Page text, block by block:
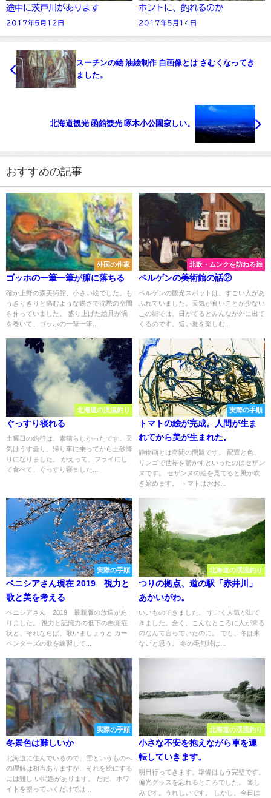
途中に茨戸川があります
2017年5月12日
ホントに、釣れるのか
2017年5月14日
スーチンの絵 油絵制作 自画像とは さむくなってき
ました。
北海道観光 函館観光 啄木小公園寂しい。
おすすめの記事
外国の作家
ゴッホの一筆一筆が腑に落ちる
確か上野の森美術館、小さい絵でした。も
うきりきりと痛むような鋭さで沈黙の空間
を作っていました。 盛り上げた絵具が渦
を巻いて、ゴッホの一筆一筆...
北欧・ムンクを訪ねる旅
ベルゲンの美術館の話②
ベルゲンの観光スポットは、すごい人があ
ふれていました。天気が良いことが少ない
この街では、日がてるとみんなが外に出て
くるのです。短い夏を楽しむ...
北海道の渓流釣り
ぐっすり寝れる
土曜日の釣行は、素晴らしかったです。天
気はうす曇り。帰り車に乗ってから土砂降
りになりました。 かえって、フライにし
て食べて、ぐっすり寝ました...
実際の手順
トマトの絵が完成。人間が生ま
れてから美が生まれた。
静物画とは空間の問題です。 配置と色、
リンゴで世界を驚かすといったのはセザン
ヌです。 セザンヌの絵を見てると風が吹
き始めます。 トマトはおお...
実際の手順
ベニシアさん現在 2019 視力と
歌と美を考える
ベニシアさん 2019 最新版の放送があ
りました。 視力と記憶力の低下の自覚症
状と、それならば、歌いましょうと カー
ペンターズの歌を練習して...
北海道の渓流釣り
つりの拠点、道の駅「赤井川」
あかいがわ。
いいものできました。 すごく人気が出て
きました。全く、こんなところに人が来る
のなんて言っていたのに。 でも、冬は来
ないと思う。 冬の毛無峠は...
実際の手順
冬景色は難しいか
北海道に住んでいるので、雪というものへ
の理解は相当ありますが、それを絵にする
には難し い問題があります。 ただ、ホワ
イトを塗っていくだけでは...
北海道の渓流釣り
小さな不安を抱えながら車を運
転していきます。
明日行ってきます。準備はもう完璧です。
偏光グラスを忘れるところでした。 楽し
みです。うれしいです。 しかし、今日は